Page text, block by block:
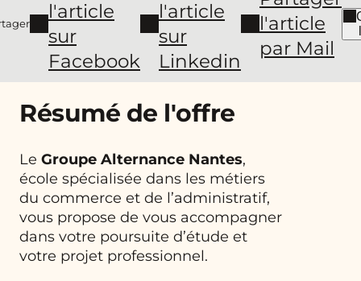
l'article
sur
Facebook
l'article
sur
Linkedin
l'article
par Mail
Résumé de l'offre
Le Groupe Alternance Nantes,
école spécialisée dans les métiers
du commerce et de l’administratif,
vous propose de vous accompagner
dans votre poursuite d’étude et
votre projet professionnel.